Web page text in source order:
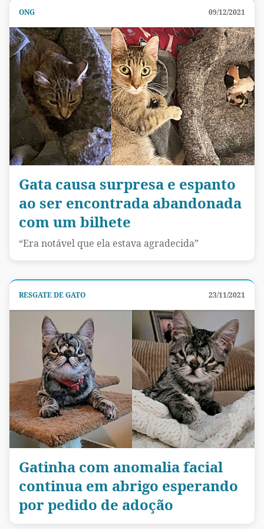
ONG 09/12/2021
Gata causa surpresa e espanto
ao ser encontrada abandonada
com um bilhete
“Era notável que ela estava agradecida”
RESGATE DE GATO 23/11/2021
Gatinha com anomalia facial
continua em abrigo esperando
por pedido de adoção